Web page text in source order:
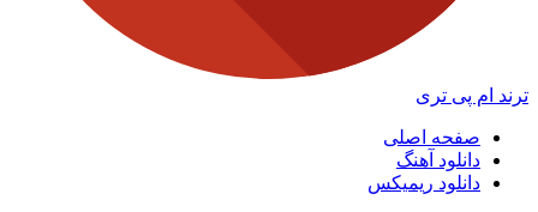
پی تری
صفحه اصلی
دانلود آهنگ
دانلود ریمیکس